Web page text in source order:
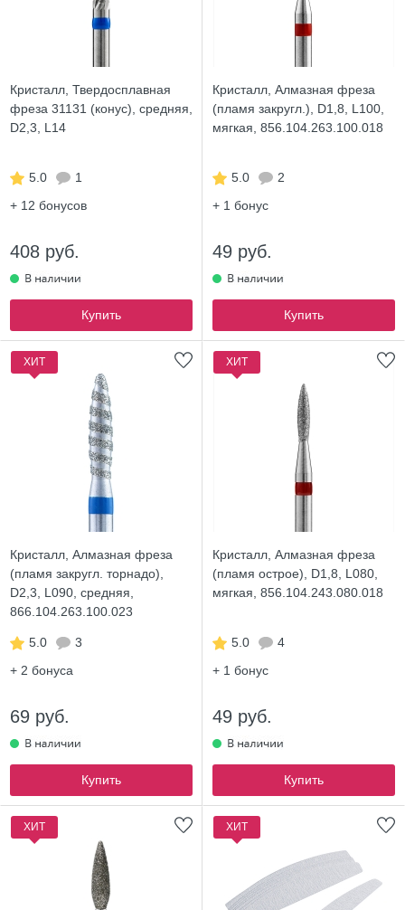
Кристалл, Твердосплавная
фреза 31131 (конус), средняя,
D2,3, L14
5.0
1
+ 12 бонусов
408 руб.
Купить
Кристалл, Алмазная фреза
(пламя закругл.), D1,8, L100,
мягкая, 856.104.263.100.018
5.0
2
+ 1 бонус
49 руб.
Купить
ХИТ
Кристалл, Алмазная фреза
(пламя закругл. торнадо),
D2,3, L090, средняя,
866.104.263.100.023
5.0
3
+ 2 бонуса
69 руб.
Купить
ХИТ
Кристалл, Алмазная фреза
(пламя острое), D1,8, L080,
мягкая, 856.104.243.080.018
5.0
4
+ 1 бонус
49 руб.
Купить
ХИТ ХИТ